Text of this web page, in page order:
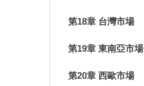
第18章 台灣市場
第19章 東南亞市場
第20章 西歐市場